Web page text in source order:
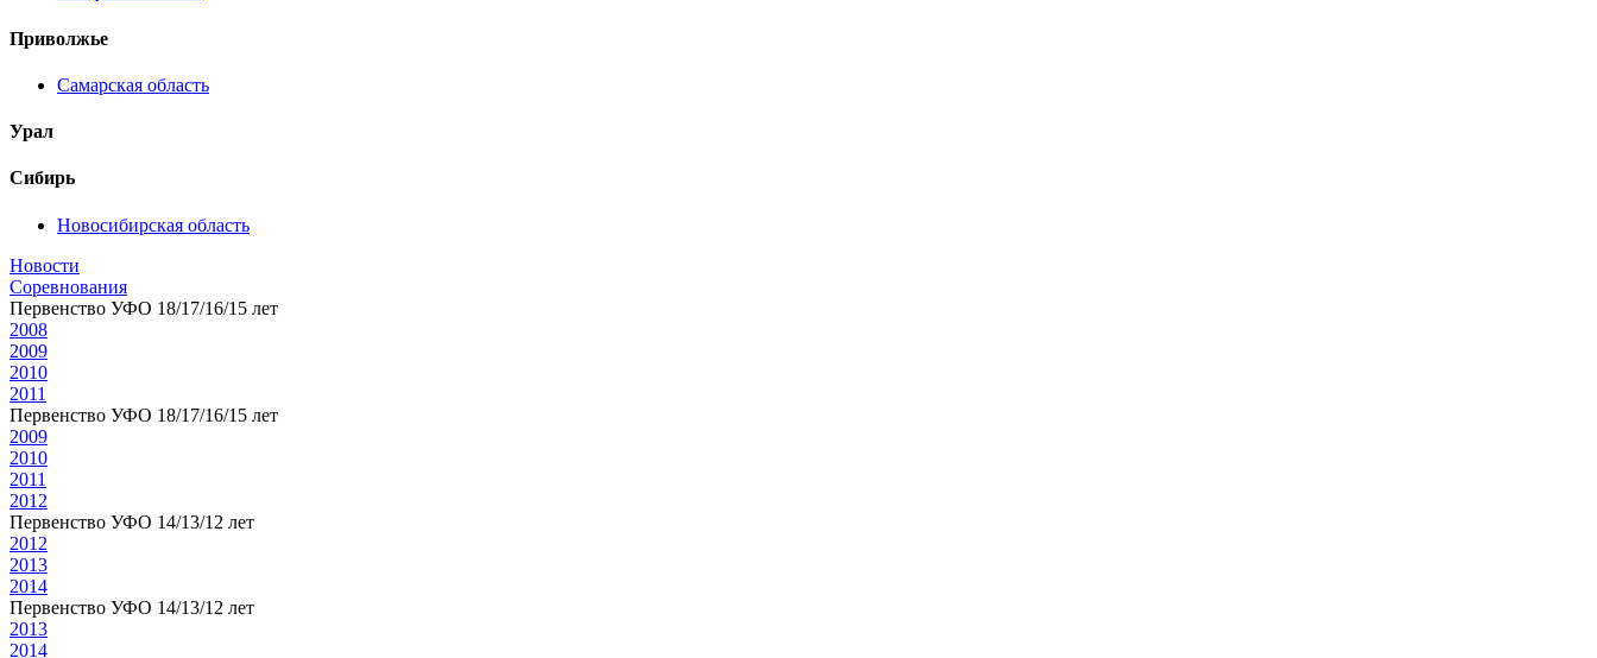
Приволжье
Самарская область
Урал
Сибирь
Новосибирская область
Новости
Соревнования
Первенство УФО 18/17/16/15 лет
2008
2009
2010
2011
Первенство УФО 18/17/16/15 лет
2009
2010
2011
2012
Первенство УФО 14/13/12 лет
2012
2013
2014
Первенство УФО 14/13/12 лет
2013
2014